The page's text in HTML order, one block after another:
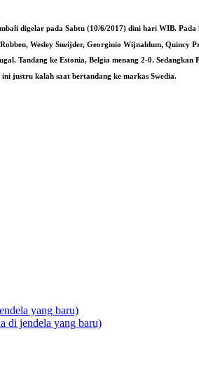
digelar pada Sabtu (10/6/2017) dini hari WIB.
Wesley Sneijder, Georginio Wijnaldum, Quincy
Tandang ke Estonia, Belgia menang 2-0.
justru kalah saat bertandang ke markas Swedia.
yang baru)
di jendela yang baru)